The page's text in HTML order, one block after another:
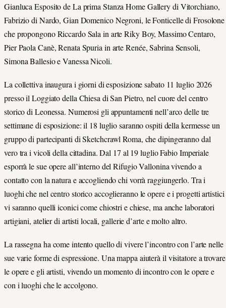
Gianluca Esposito de La prima Stanza Home Gallery di Vitorchiano,
Fabrizio di Nardo, Gian Domenico Negroni, le Fonticelle di Frosolone
che propongono Riccardo Sala in arte Riky Boy, Massimo Centaro,
Pier Paola Canè, Renata Spuria in arte Renée, Sabrina Sensoli,
Simona Ballesio e Vanessa Nicoli.
La collettiva inaugura i giorni di esposizione sabato 11 luglio 2026
presso il Loggiato della Chiesa di San Pietro, nel cuore del centro
storico di Leonessa. Numerosi gli appuntamenti nell’arco delle tre
settimane di esposizione: il 18 luglio saranno ospiti della kermesse un
gruppo di partecipanti di Sketchcrawl Roma, che dipingeranno dal
vero tra i vicoli della cittadina. Dal 17 al 19 luglio Fabio Imperiale
esporrà le sue opere all’interno del Rifugio Vallonina vivendo a
contatto con la natura e accogliendo chi vorrà raggiungerlo. Tra i
luoghi che nel centro storico accoglieranno le opere e i progetti artistici
vi saranno quelli iconici come chiostri e chiese, ma anche laboratori
artigiani, atelier di artisti locali, gallerie d’arte e molto altro.
La rassegna ha come intento quello di vivere l’incontro con l’arte nelle
sue varie forme di espressione. Una mappa aiuterà il visitatore a trovare
le opere e gli artisti, vivendo un momento di incontro con le opere e
con i luoghi che le accolgono.